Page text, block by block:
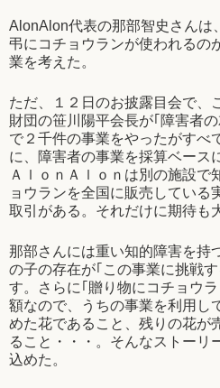
AlonAlon代表の那部智史さんは
弔にコチョウランが使われるの
業を考えた。
ただ、１２日のお披露目会で、
財団の笹川陽平会長が｢障害者
で２千件の事業をやったがすべ
に、障害者の事業を採算ベース
ＡｌｏｎＡｌｏｎは別の施設で
ョウランを全国に販売している
取引がある。それだけに期待も
那部さんには重い知的障害を持
の子の存在が｢この事業に挑戦
す。さらに｢贈り物にコチョウ
額なので、うちの事業を利用し
めた花であること、残りの花が
ること・・・。そんなストーリ
込めた。